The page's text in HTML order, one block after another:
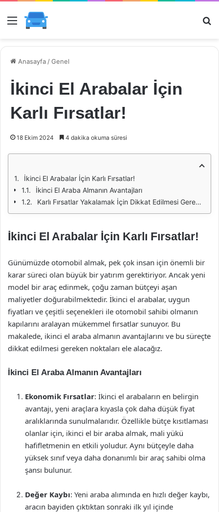
Menü
Anasayfa /Genel
İkinci El Arabalar İçin
Karlı Fırsatlar!
18 Ekim 2024 4 dakika okuma süresi
İkinci El Arabalar İçin Karlı Fırsatlar!
İkinci El Araba Almanın Avantajları
Karlı Fırsatlar Yakalamak İçin Dikkat Edilmesi Gerekenler
İkinci El Arabalar İçin Karlı Fırsatlar!
Günümüzde otomobil almak, pek çok insan için önemli bir
karar süreci olan büyük bir yatırım gerektiriyor. Ancak yeni
model bir araç edinmek, çoğu zaman bütçeyi aşan
maliyetler doğurabilmektedir. İkinci el arabalar, uygun
fiyatları ve çeşitli seçenekleri ile otomobil sahibi olmanın
kapılarını aralayan mükemmel fırsatlar sunuyor. Bu
makalede, ikinci el araba almanın avantajlarını ve bu süreçte
dikkat edilmesi gereken noktaları ele alacağız.
İkinci El Araba Almanın Avantajları
Ekonomik Fırsatlar: İkinci el arabaların en belirgin
avantajı, yeni araçlara kıyasla çok daha düşük fiyat
aralıklarında sunulmalarıdır. Özellikle bütçe kısıtlaması
olanlar için, ikinci el bir araba almak, mali yükü
hafifletmenin en etkili yoludur. Aynı bütçeyle daha
yüksek sınıf veya daha donanımlı bir araç sahibi olma
şansı bulunur.
Değer Kaybı: Yeni araba alımında en hızlı değer kaybı,
aracın bayiden çıktıktan sonraki ilk yıl içinde